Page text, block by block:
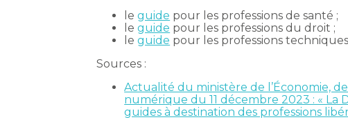
leguide pour les professions de santé ;
leguide pour les professions du droit ;
leguide pour les professions
Sources :
Actualité du ministère de l’Économie,
numérique du 11 décembre 2023 : « La
guides à destination des professions